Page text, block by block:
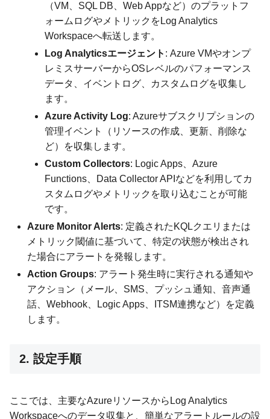
（VM、SQL DB、Web Appなど）のプラットフ
ォームログやメトリックをLog Analytics
Workspaceへ転送します。
Log Analyticsエージェント : Azure VMやオンプ
レミスサーバーからOSレベルのパフォーマンス
データ、イベントログ、カスタムログを収集し
ます。
Azure Activity Log: Azureサブスクリプションの
管理イベント（リソースの作成、更新、削除な
ど）を収集します。
Custom Collectors: Logic Apps、Azure
Functions、Data Collector APIなどを利用してカ
スタムログやメトリックを取り込むことが可能
です。
Azure Monitor Alerts: 定義されたKQLクエリまたは
メトリック閾値に基づいて、特定の状態が検出され
た場合にアラートを発報します。
Action Groups: アラート発生時に実行される通知や
アクション（メール、SMS、プッシュ通知、音声通
話、Webhook、Logic Apps、ITSM連携など）を定義
します。
2. 設定手順
ここでは、主要なAzureリソースからLog Analytics
Workspaceへのデータ収集と、簡単なアラートルールの設